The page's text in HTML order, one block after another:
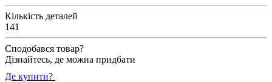
Кількість деталей
141
Сподобався товар?
Дізнайтесь, де можна придбати
Де купити?